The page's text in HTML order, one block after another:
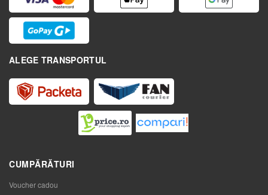
ALEGE TRANSPORTUL
CUMPĂRĂTURI
Voucher cadou